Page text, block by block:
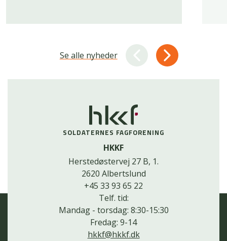
Se alle nyheder
SOLDATERNES FAGFORENING
HKKF
Herstedøstervej 27 B, 1.
2620 Albertslund
+45 33 93 65 22
Telf. tid:
Mandag - torsdag: 8:30-15:30
Fredag: 9-14
hkkf@hkkf.dk